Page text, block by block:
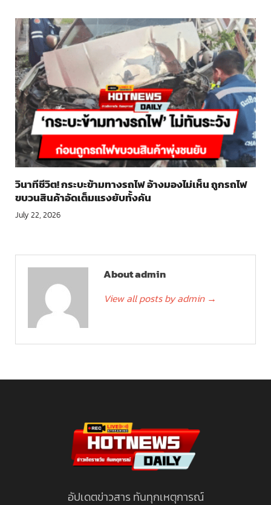
วินาทีชีวิต! กระบะข้ามทางรถไฟ อ้างมองไม่เห็น ถูกรถไฟ
ขบวนสินค้าอัดเต็มแรงยับทั้งคัน
July 22, 2026
About admin
View all posts by admin →
อัปเดตข่าวสาร ทันทุกเหตุการณ์